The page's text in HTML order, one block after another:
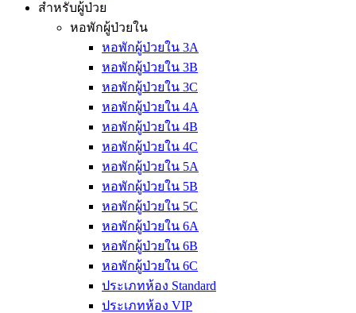
สำหรับผู้ป่วย
หอพักผู้ป่วยใน
หอพักผู้ป่วยใน 3A
หอพักผู้ป่วยใน 3B
หอพักผู้ป่วยใน 3C
หอพักผู้ป่วยใน 4A
หอพักผู้ป่วยใน 4B
หอพักผู้ป่วยใน 4C
หอพักผู้ป่วยใน 5A
หอพักผู้ป่วยใน 5B
หอพักผู้ป่วยใน 5C
หอพักผู้ป่วยใน 6A
หอพักผู้ป่วยใน 6B
หอพักผู้ป่วยใน 6C
ประเภทห้อง Standard
ประเภทห้อง VIP